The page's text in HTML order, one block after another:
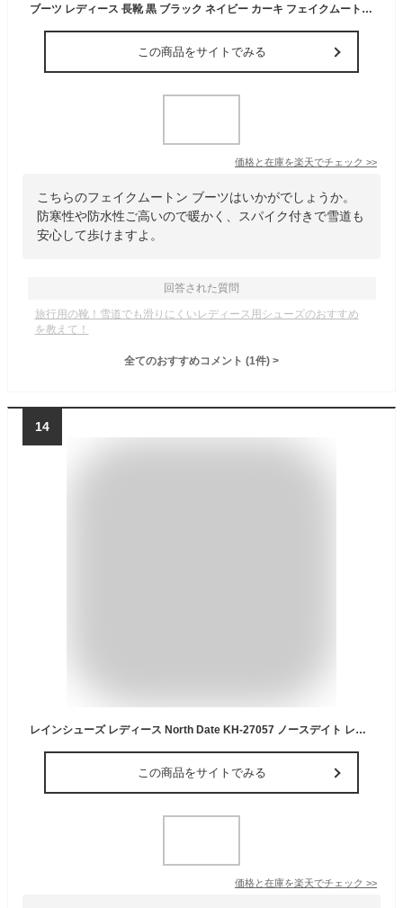
ブーツ レディース 長靴 黒 ブラック ネイビー カーキ フェイクムートン 通学 普段 雨 雪 冬 レイン 防水 スパイク 防滑 防寒 2way かわいい おしゃれ ノースデイト North Date EJ-28003
この商品をサイトでみる
価格と在庫を楽天でチェック >>
こちらのフェイクムートン ブーツはいかがでしょうか。
防寒性や防水性ご高いので暖かく、スパイク付きで雪道も
安心して歩けますよ。
回答された質問
旅行用の靴！雪道でも滑りにくいレディース用シューズのおすすめ
を教えて！
全てのおすすめコメント (1件) >
14
レインシューズ レディース North Date KH-27057 ノースデイト レディース ショートブーツ 編み上げブーツ スノーブーツ ウィンター 冬 雪道 凍結路面 防水 スパイク 防滑ソール 防寒 吸湿発熱 靴中オールボア仕様 ファスナー ガセット 防雪 女性 婦人 学生 通学 通勤
この商品をサイトでみる
価格と在庫を楽天でチェック >>